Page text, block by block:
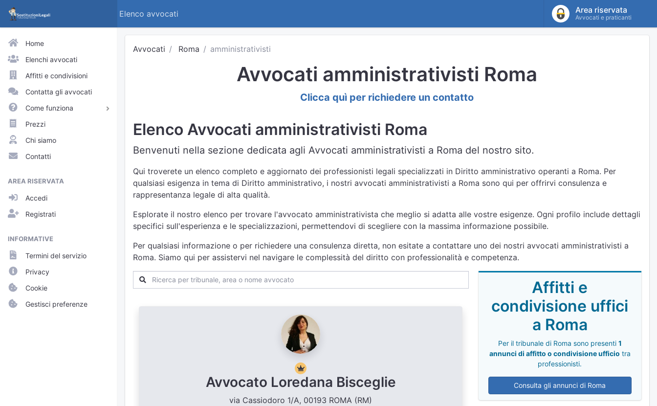
Elenco avvocati Area riservata
Avvocati e praticanti
Home
Elenchi avvocati
Affitti e condivisioni
Contatta gli avvocati
Come funziona
Avvocati e praticanti
Visitatori del sito
Approfondimenti
Profili pubblici
Richieste
Prezzi
Chi siamo
Contatti
AREA RISERVATA
Accedi
Registrati
INFORMATIVE
Termini del servizio
Privacy
Cookie
Gestisci preferenze
Avvocati Roma amministrativisti
Avvocati amministrativisti Roma
Clicca quì per richiedere un contatto
Elenco Avvocati amministrativisti Roma
Benvenuti nella sezione dedicata agli Avvocati amministrativisti a Roma del nostro sito.
Qui troverete un elenco completo e aggiornato dei professionisti legali specializzati in Diritto amministrativo operanti a Roma. Per
qualsiasi esigenza in tema di Diritto amministrativo, i nostri avvocati amministrativisti a Roma sono qui per offrirvi consulenza e
rappresentanza legale di alta qualità.
Esplorate il nostro elenco per trovare l'avvocato amministrativista che meglio si adatta alle vostre esigenze. Ogni profilo include dettagli
specifici sull'esperienza e le specializzazioni, permettendovi di scegliere con la massima informazione possibile.
Per qualsiasi informazione o per richiedere una consulenza diretta, non esitate a contattare uno dei nostri avvocati amministrativisti a
Roma. Siamo qui per assistervi nel navigare le complessità del diritto con professionalità e competenza.
Avvocato Loredana Bisceglie
via Cassiodoro 1/A, 00193 ROMA (RM)
Affitti e
condivisione uffici
a Roma
Per il tribunale di Roma sono presenti 1
annunci di affitto o condivisione ufficio tra
professionisti.
Consulta gli annunci di Roma